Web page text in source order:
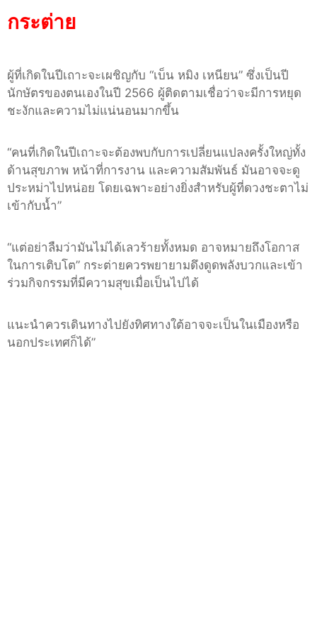
กระต่าย
ผู้ที่เกิดในปีเถาะจะเผชิญกับ “เบ็น หมิง เหนียน” ซึ่งเป็นปี
นักษัตรของตนเองในปี 2566 ผู้ติดตามเชื่อว่าจะมีการหยุด
ชะงักและความไม่แน่นอนมากขึ้น
“คนที่เกิดในปีเถาะจะต้องพบกับการเปลี่ยนแปลงครั้งใหญ่ทั้ง
ด้านสุขภาพ หน้าที่การงาน และความสัมพันธ์ มันอาจจะดู
ประหม่าไปหน่อย โดยเฉพาะอย่างยิ่งสำหรับผู้ที่ดวงชะตาไม่
เข้ากับน้ำ”
“แต่อย่าลืมว่ามันไม่ได้เลวร้ายทั้งหมด อาจหมายถึงโอกาส
ในการเติบโต” กระต่ายควรพยายามดึงดูดพลังบวกและเข้า
ร่วมกิจกรรมที่มีความสุขเมื่อเป็นไปได้
แนะนำควรเดินทางไปยังทิศทางใต้อาจจะเป็นในเมืองหรือ
นอกประเทศก็ได้”